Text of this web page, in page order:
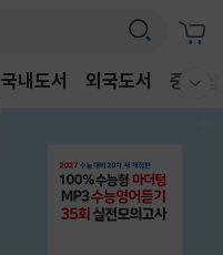
국내도서 외국도서 중고샵